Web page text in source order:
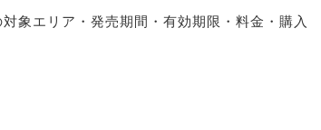
象エリア・発売期間・有効期限・料金・購入